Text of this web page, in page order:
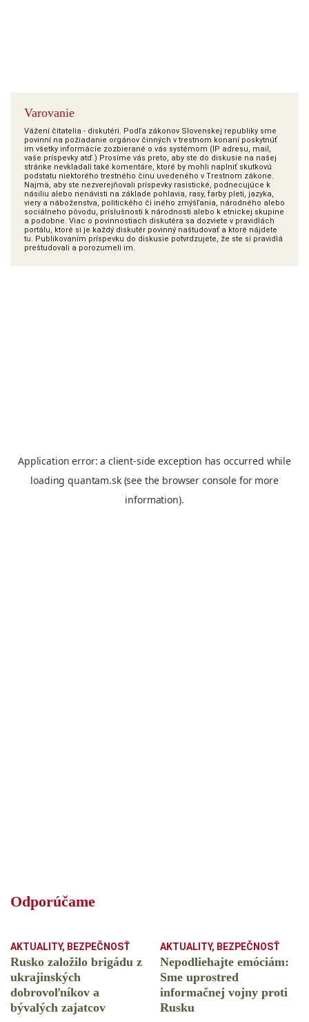
Varovanie
Vážení čitatelia - diskutéri. Podľa zákonov Slovenskej republiky sme
povinní na požiadanie orgánov činných v trestnom konaní poskytnúť
im všetky informácie zozbierané o vás systémom (IP adresu, mail,
vaše príspevky atď.) Prosíme vás preto, aby ste do diskusie na našej
stránke nevkladali také komentáre, ktoré by mohli naplniť skutkovú
podstatu niektorého trestného činu uvedeného v Trestnom zákone.
Najmä, aby ste nezverejňovali príspevky rasistické, podnecujúce k
násiliu alebo nenávisti na základe pohlavia, rasy, farby pleti, jazyka,
viery a náboženstva, politického či iného zmýšľania, národného alebo
sociálneho pôvodu, príslušnosti k národnosti alebo k etnickej skupine
a podobne. Viac o povinnostiach diskutéra sa dozviete v pravidlách
portálu, ktoré si je každý diskutér povinný naštudovať a ktoré nájdete
tu. Publikovaním príspevku do diskusie potvrdzujete, že ste si pravidlá
preštudovali a porozumeli im.
Odporúčame
AKTUALITY, BEZPEČNOSŤ
Rusko založilo brigádu z
ukrajinských
dobrovoľníkov a
bývalých zajatcov
AKTUALITY, BEZPEČNOSŤ
Nepodliehajte emóciám:
Sme uprostred
informačnej vojny proti
Rusku